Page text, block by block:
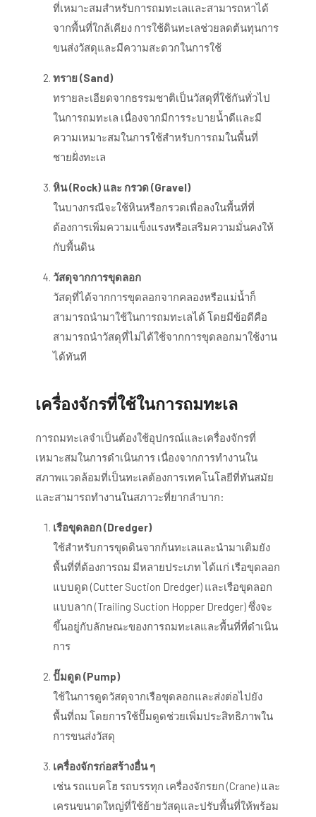
ที่เหมาะสมสำหรับการถมทะเลและสามารถหาได้
จากพื้นที่ใกล้เคียง การใช้ดินทะเลช่วยลดต้นทุนการ
ขนส่งวัสดุและมีความสะดวกในการใช้
ทราย (Sand)
ทรายละเอียดจากธรรมชาติเป็นวัสดุที่ใช้กันทั่วไป
ในการถมทะเล เนื่องจากมีการระบายน้ำดีและมี
ความเหมาะสมในการใช้สำหรับการถมในพื้นที่
ชายฝั่งทะเล
หิน (Rock) และ กรวด (Gravel)
ในบางกรณีจะใช้หินหรือกรวดเพื่อลงในพื้นที่ที่
ต้องการเพิ่มความแข็งแรงหรือเสริมความมั่นคงให้
กับพื้นดิน
วัสดุจากการขุดลอก
วัสดุที่ได้จากการขุดลอกจากคลองหรือแม่น้ำก็
สามารถนำมาใช้ในการถมทะเลได้ โดยมีข้อดีคือ
สามารถนำวัสดุที่ไม่ได้ใช้จากการขุดลอกมาใช้งาน
ได้ทันที
เครื่องจักรที่ใช้ในการถมทะเล
การถมทะเลจำเป็นต้องใช้อุปกรณ์และเครื่องจักรที่
เหมาะสมในการดำเนินการ เนื่องจากการทำงานใน
สภาพแวดล้อมที่เป็นทะเลต้องการเทคโนโลยีที่ทันสมัย
และสามารถทำงานในสภาวะที่ยากลำบาก:
เรือขุดลอก (Dredger)
ใช้สำหรับการขุดดินจากก้นทะเลและนำมาเติมยัง
พื้นที่ที่ต้องการถม มีหลายประเภท ได้แก่ เรือขุดลอก
แบบดูด (Cutter Suction Dredger) และเรือขุดลอก
แบบลาก (Trailing Suction Hopper Dredger) ซึ่งจะ
ขึ้นอยู่กับลักษณะของการถมทะเลและพื้นที่ที่ดำเนิน
การ
ปั๊มดูด (Pump)
ใช้ในการดูดวัสดุจากเรือขุดลอกและส่งต่อไปยัง
พื้นที่ถม โดยการใช้ปั๊มดูดช่วยเพิ่มประสิทธิภาพใน
การขนส่งวัสดุ
เครื่องจักรก่อสร้างอื่น ๆ
เช่น รถแบคโฮ รถบรรทุก เครื่องจักรยก (Crane) และ
เครนขนาดใหญ่ที่ใช้ย้ายวัสดุและปรับพื้นที่ให้พร้อม